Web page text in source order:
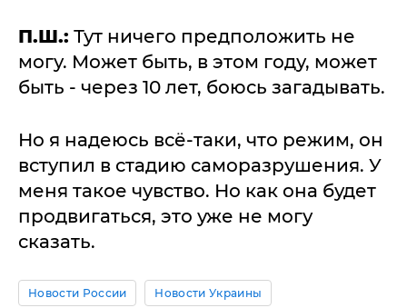
П.Ш.: Тут ничего предположить не
могу. Может быть, в этом году, может
быть - через 10 лет, боюсь загадывать.
Но я надеюсь всё-таки, что режим, он
вступил в стадию саморазрушения. У
меня такое чувство. Но как она будет
продвигаться, это уже не могу
сказать.
Новости России Новости Украины